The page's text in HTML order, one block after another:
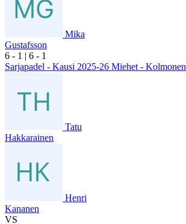
Mika
Gustafsson
6 - 1 | 6 - 1
Sarjapadel - Kausi 2025-26 Miehet - Kolmonen
Tatu
Hakkarainen
Henri
Kananen
VS